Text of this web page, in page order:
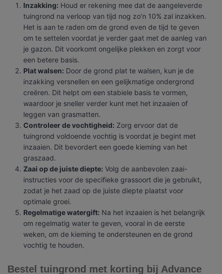
Inzakking: Houd er rekening mee dat de aangeleverde
tuingrond na verloop van tijd nog zo’n 10% zal inzakken.
Het is aan te raden om de grond even de tijd te geven
om te settelen voordat je verder gaat met de aanleg van
je gazon. Dit voorkomt ongelijke plekken en zorgt voor
een betere basis.
Plat walsen: Door de grond plat te walsen, kun je de
inzakking versnellen en een gelijkmatige ondergrond
creëren. Dit helpt om een stabiele basis te vormen,
waardoor je sneller verder kunt met het inzaaien of
leggen van grasmatten.
Controleer de vochtigheid: Zorg ervoor dat de
tuingrond voldoende vochtig is voordat je begint met
inzaaien. Dit bevordert een goede kieming van het
graszaad.
Zaai op de juiste diepte: Volg de aanbevolen zaai-
instructies voor de specifieke grassoort die je gebruikt,
zodat je het zaad op de juiste diepte plaatst voor
optimale groei.
Regelmatige watergift: Na het inzaaien is het belangrijk
om regelmatig water te geven, vooral in de eerste
weken, om de kieming te ondersteunen en de grond
vochtig te houden.
Bestel tuingrond met korting bij Advance